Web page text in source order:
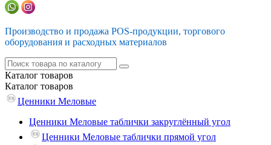
Производство и продажа POS-продукции, торгового
оборудования и расходных материалов
Каталог товаров
Каталог товаров
Ценники Меловые
Ценники Меловые таблички закруглённый угол
Ценники Меловые таблички прямой угол